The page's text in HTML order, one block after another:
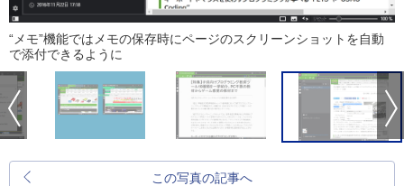
“メモ”機能ではメモの保存時にページのスクリーンショットを自動
で添付できるように
この写真の記事へ